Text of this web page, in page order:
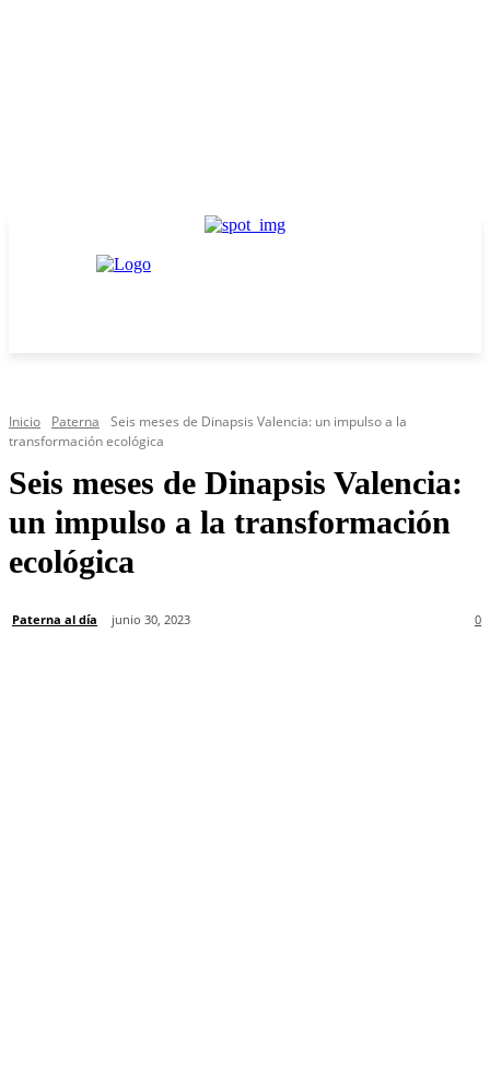
Inicio Paterna
Seis meses de Dinapsis Valencia: un impulso a la
transformación ecológica
Seis meses de Dinapsis Valencia:
un impulso a la transformación
ecológica
Paterna al día junio 30, 2023 0